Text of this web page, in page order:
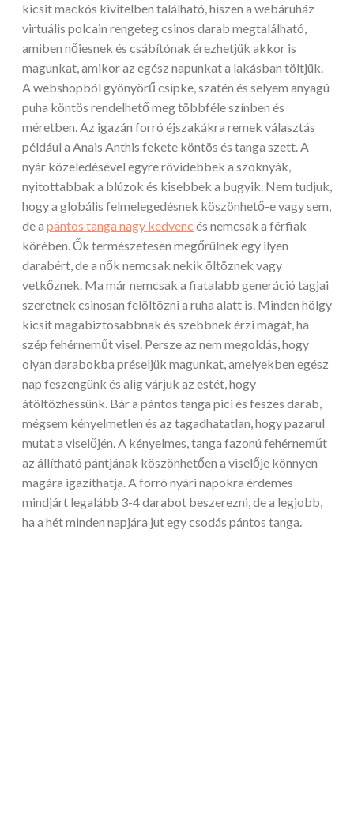
kicsit mackós kivitelben található, hiszen a webáruház
virtuális polcain rengeteg csinos darab megtalálható,
amiben nőiesnek és csábítónak érezhetjük akkor is
magunkat, amikor az egész napunkat a lakásban töltjük.
A webshopból gyönyörű csipke, szatén és selyem anyagú
puha köntös rendelhető meg többféle színben és
méretben.Az igazán forró éjszakákra remek választás
például a Anais Anthis fekete köntös és tanga szett. A
nyár közeledésével egyre rövidebbek a szoknyák,
nyitottabbak a blúzok és kisebbek a bugyik. Nem tudjuk,
hogy a globális felmelegedésnek köszönhető-e vagy sem,
de a pántos tanga nagy kedvenc és nemcsak a férfiak
körében. Ők természetesen megőrülnek egy ilyen
darabért, de a nők nemcsak nekik öltöznek vagy
vetkőznek. Ma már nemcsak a fiatalabb generáció tagjai
szeretnek csinosan felöltözni a ruha alatt is. Minden hölgy
kicsit magabiztosabbnak és szebbnek érzi magát, ha
szép fehérneműt visel. Persze az nem megoldás, hogy
olyan darabokba préseljük magunkat, amelyekben egész
nap feszengünk és alig várjuk az estét, hogy
átöltözhessünk. Bár a pántos tanga pici és feszes darab,
mégsem kényelmetlen és az tagadhatatlan, hogy pazarul
mutat a viselőjén. A kényelmes, tanga fazonú fehérneműt
az állítható pántjának köszönhetően a viselője könnyen
magára igazíthatja. A forró nyári napokra érdemes
mindjárt legalább 3-4 darabot beszerezni, de a legjobb,
ha a hét minden napjára jut egy csodás pántos tanga.